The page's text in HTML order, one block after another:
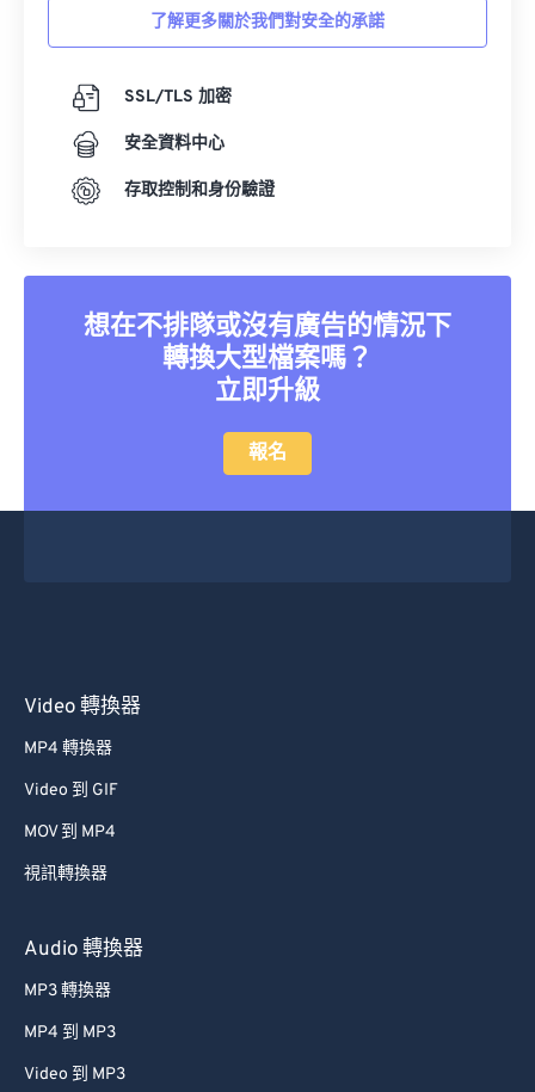
了解更多關於我們對安全的承諾
SSL/TLS 加密
安全資料中心
存取控制和身份驗證
想在不排隊或沒有廣告的情況下
轉換大型檔案嗎？
立即升級
報名
Video 轉換器
MP4 轉換器
Video 到 GIF
MOV 到 MP4
視訊轉換器
Audio 轉換器
MP3 轉換器
MP4 到 MP3
Video 到 MP3